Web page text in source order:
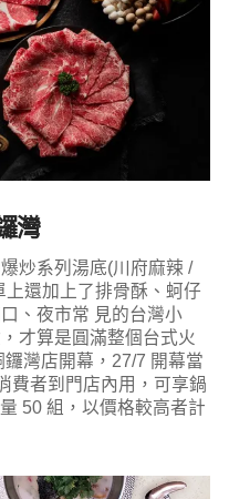
灣
炒系列湯底(川府麻辣 /
上還加上了排骨酥、蚵仔
、夜市常 見的台灣小
才算是圓滿整個台式火
灣店開幕，27/7 開幕當
費者到門店內用，可享鍋
50 組，以價格較高者計